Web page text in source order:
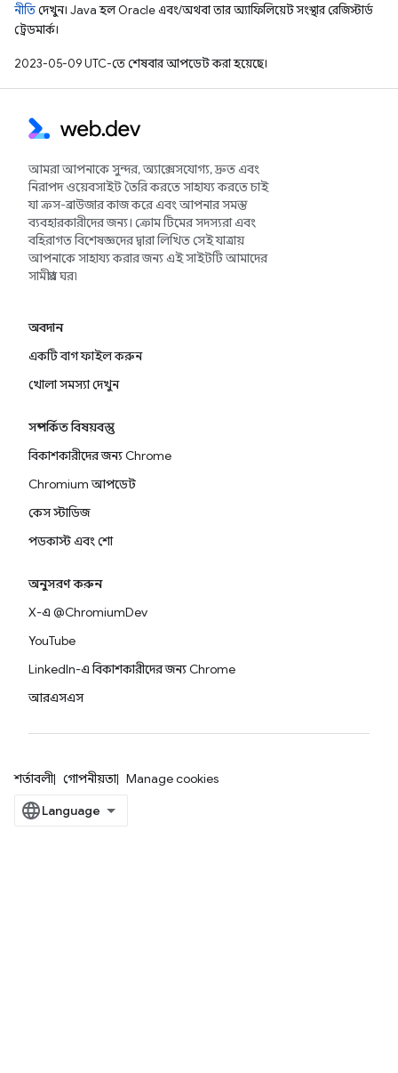
নীতিদেখুন। Java হল Oracle এবং/অথবা তার অ্যাফিলিয়েট সংস্থার রেজিস্টার্ড
ট্রেডমার্ক।
2023-05-09 UTC-তে শেষবার আপডেট করা হয়েছে।
আমরা আপনাকে সুন্দর, অ্যাক্সেসযোগ্য, দ্রুত এবং
নিরাপদ ওয়েবসাইট তৈরি করতে সাহায্য করতে চাই
যা ক্রস-ব্রাউজার কাজ করে এবং আপনার সমস্ত
ব্যবহারকারীদের জন্য। ক্রোম টিমের সদস্যরা এবং
বহিরাগত বিশেষজ্ঞদের দ্বারা লিখিত সেই যাত্রায়
আপনাকে সাহায্য করার জন্য এই সাইটটি আমাদের
সামগ্রীর ঘর৷
অবদান
একটি বাগ ফাইল করুন
খোলা সমস্যা দেখুন
সম্পর্কিত বিষয়বস্তু
বিকাশকারীদের জন্য Chrome
Chromium আপডেট
কেস স্টাডিজ
পডকাস্ট এবং শো
অনুসরণ করুন
X-এ @ChromiumDev
YouTube
LinkedIn-এ বিকাশকারীদের জন্য Chrome
আরএসএস
শর্তাবলী গোপনীয়তা Manage cookies